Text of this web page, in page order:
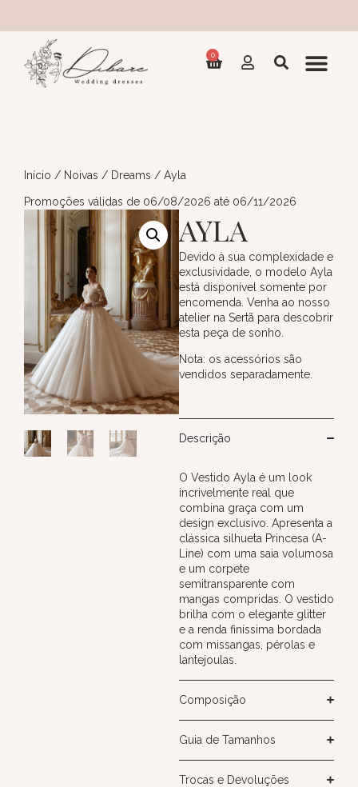
0
Início / Noivas / Dreams / Ayla
Promoções válidas de 06/08/2026 até 06/11/2026
AYLA
Devido à sua complexidade e
exclusividade, o modelo Ayla
está disponível somente por
encomenda. Venha ao nosso
atelier na Sertã para descobrir
esta peça de sonho.
Nota: os acessórios são
vendidos separadamente.
Descrição
O Vestido Ayla é um look
incrivelmente real que
combina graça com um
design exclusivo. Apresenta a
clássica silhueta Princesa (A-
Line) com uma saia volumosa
e um corpete
semitransparente com
mangas compridas. O vestido
brilha com o elegante glitter
e a renda finíssima bordada
com missangas, pérolas e
lantejoulas.
Composição
Guia de Tamanhos
Trocas e Devoluções